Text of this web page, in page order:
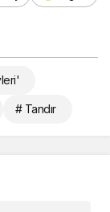
# Tandır